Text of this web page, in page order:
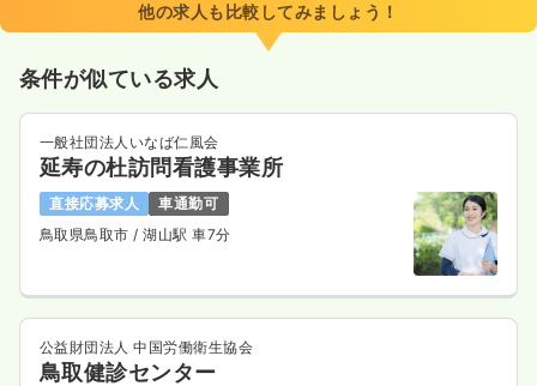
他の求人も比較してみましょう！
条件が似ている求人
一般社団法人いなば仁風会
延寿の杜訪問看護事業所
直接応募求人
車通勤可
鳥取県鳥取市/ 湖山駅 車7分
公益財団法人 中国労働衛生協会
鳥取健診センター